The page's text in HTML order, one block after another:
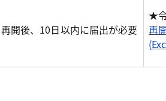
再開後、10日以内に届出が必要
★
再